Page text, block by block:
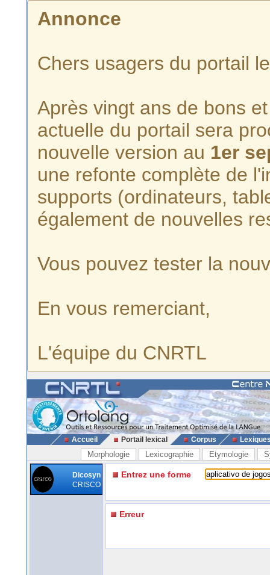
Annonce
Chers usagers du portail
Après vingt ans de bons
actuelle du portail sera
nouvelle version au 1er
une refonte complète de
supports (ordinateurs,
également de nouvelles
Vous pouvez tester la
En vous remerciant,
L'équipe du CNRTL
Accueil Portail lexical Corpus
Morphologie Lexicographie Etymologie
Dicosyn
CRISCO
Entrez une forme
Erreur